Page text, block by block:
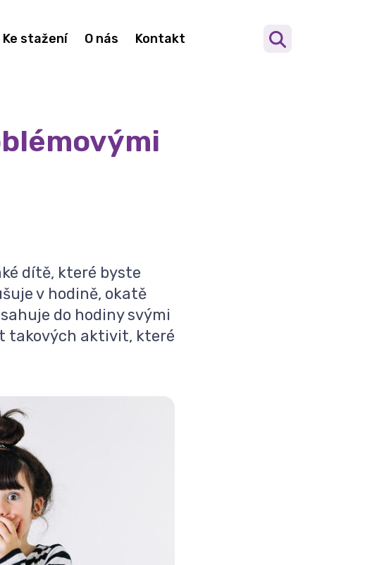
Ke stažení O nás Kontakt
dítě, které byste
v hodině, okatě
do hodiny svými
takových aktivit, které